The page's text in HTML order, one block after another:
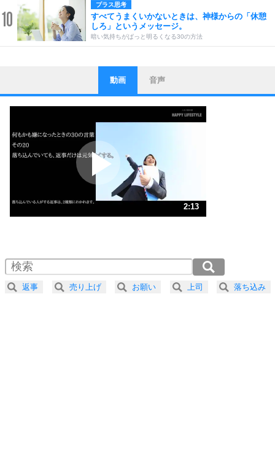
10
プラス思考
すべてうまくいかないときは、神様からの「休憩
しろ」というメッセージ。
暗い気持ちがぱっと明るくなる30の方法
1
ストレス対策
他人と比べない。
いっそのこと、他人を見ない。
いらいらしない人になる30の方法
プラス思考
ポジティブになれない原因は、行動しないから。
ポジティブ思考になる30の方法
ストレス対策
人生、なんとかなるもの。
気楽に生きる30の方法
4 器の大きい人は、怒りを優しさで表現する。
プラス思考
動画 音声
2:13
2.0倍速 （261KB 1分6秒）
2.5倍速 （209KB 53秒）
3.0倍速 （175KB 44秒）
返事 売り上げ お願い 上司 落ち込み